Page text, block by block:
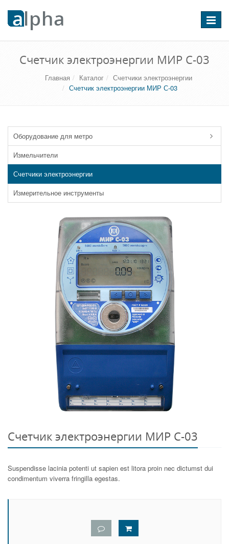
Счетчик электроэнергии МИР С-03
Главная Каталог
Счетчики электроэнергии
Счетчик электроэнергии МИР С-03
Оборудование для метро
Измельчители
Счетчики электроэнергии
Измерительное инструменты
Счетчик электроэнергии МИР С-03
Suspendisse lacinia potenti ut sapien est litora proin nec dictumst dui
condimentum viverra fringilla egestas.